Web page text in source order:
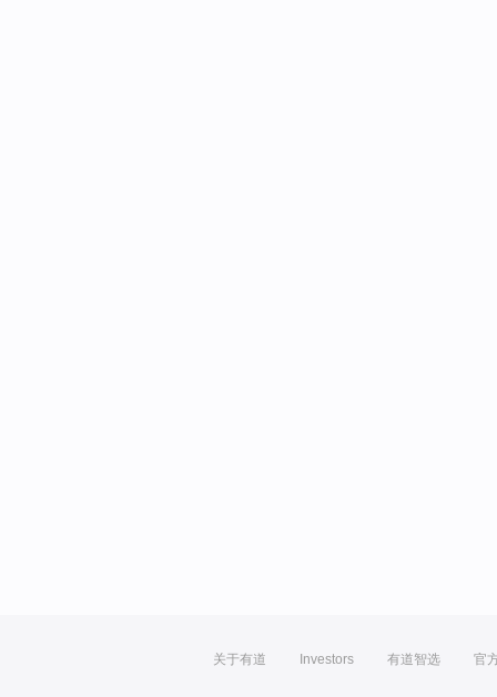
关于有道 Investors 有道智选 官